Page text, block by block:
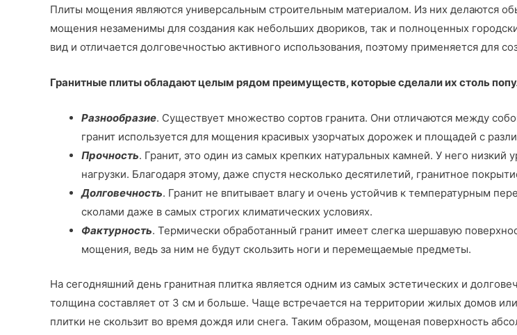
Плиты мощения являются универсальным строительным материалом. Из них делаются
мощения незаменимы для создания как небольших двориков, так и полноценных
вид и отличается долговечностью активного использования, поэтому применяется для
Гранитные плиты обладают целым рядом преимуществ, которые сделали их столь
Разнообразие. Существует множество сортов гранита. Они отличаются между
гранит используется для мощения красивых узорчатых дорожек и площадей с
Прочность. Гранит, это один из самых крепких натуральных камней. У него
нагрузки. Благодаря этому, даже спустя несколько десятилетий, гранитное
Долговечность. Гранит не впитывает влагу и очень устойчив к температурным
сколами даже в самых строгих климатических условиях.
Фактурность. Термически обработанный гранит имеет слегка шершавую
мощения, ведь за ним не будут скользить ноги и перемещаемые предметы.
На сегодняшний день гранитная плитка является одним из самых эстетических и
толщина составляет от 3 см и больше. Чаще встречается на территории жилых домов
плитки не скользит во время дождя или снега. Таким образом, мощеная поверхность